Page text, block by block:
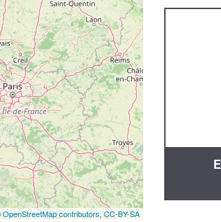
OpenStreetMap contributors, CC-BY-SA